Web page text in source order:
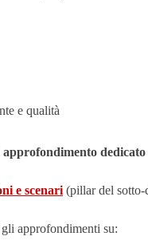
e qualità
e scenari (pillar del sotto-
approfondimenti su: